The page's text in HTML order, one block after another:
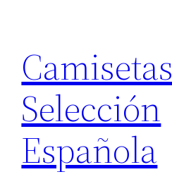
contenido
Camisetas
Selección
Española